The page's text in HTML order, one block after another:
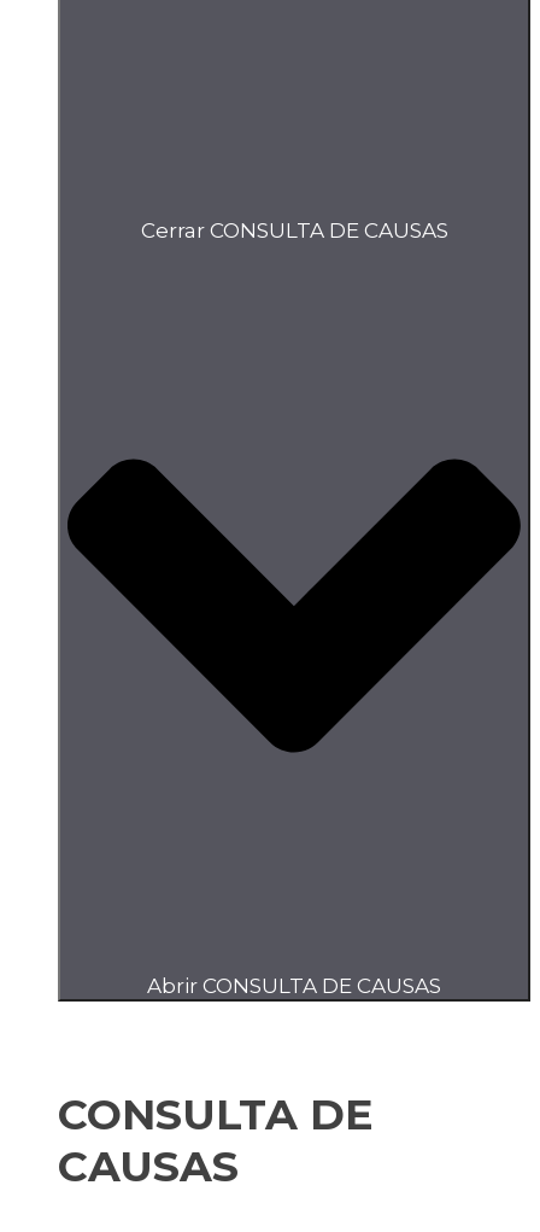
Cerrar CONSULTA DE CAUSAS
Abrir CONSULTA DE CAUSAS
CONSULTA DE
CAUSAS